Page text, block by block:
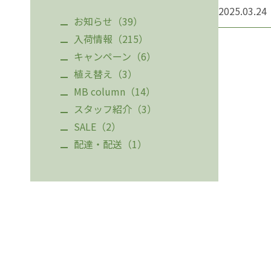
お知らせ（39）
入荷情報（215）
キャンペーン（6）
植え替え（3）
MB column（14）
スタッフ紹介（3）
SALE（2）
配達・配送（1）
2025.03.24